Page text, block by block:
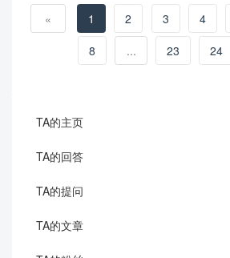
« 1 2 3 4
8
... 23 24
TA的主页
TA的回答
TA的提问
TA的文章